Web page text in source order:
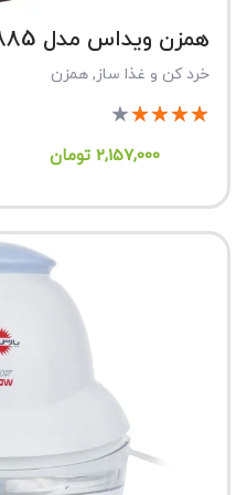
همزن ویداس مدل VIR_3885
خرد کن و غذا ساز, همزن
★
★
★
★
★
2,157,000 تومان